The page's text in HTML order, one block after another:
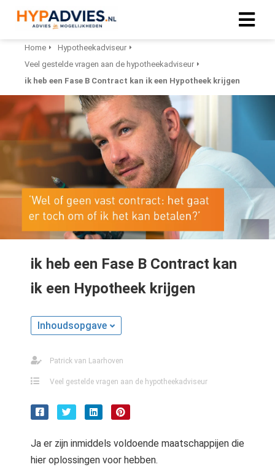
Home
Hypotheekadviseur
Veel gestelde vragen aan de hypotheekadviseur
ik heb een Fase B Contract kan ik een Hypotheek krijgen
ik heb een Fase B Contract kan
ik een Hypotheek krijgen
Inhoudsopgave
Patrick van Laarhoven
Veel gestelde vragen aan de hypotheekadviseur
Ja er zijn inmiddels voldoende maatschappijen die
hier oplossingen voor hebben.